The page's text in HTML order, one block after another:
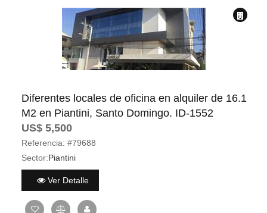
Diferentes locales de oficina en alquiler de 16.1
M2 en Piantini, Santo Domingo. ID-1552
US$ 5,500
Referencia: #79688
Sector:Piantini
Ver Detalle